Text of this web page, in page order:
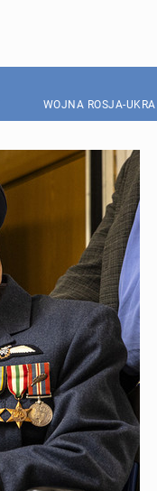
WOJNA ROSJA-